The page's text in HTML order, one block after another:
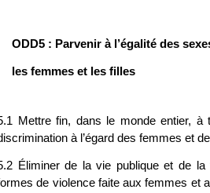
ODD5 : Parvenir à l’égalité des
les femmes et les filles
Mettre fin, dans le monde entier, à
à l’égard des femmes et
Éliminer de la vie publique et de la
de violence faite aux femmes et